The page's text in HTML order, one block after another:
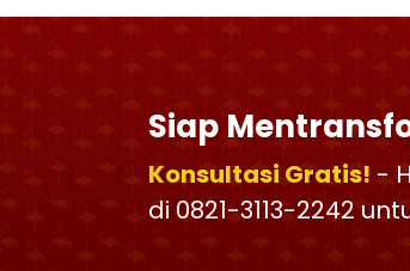
Siap
Konsultasi Gratis! -
di 0821-3113-2242